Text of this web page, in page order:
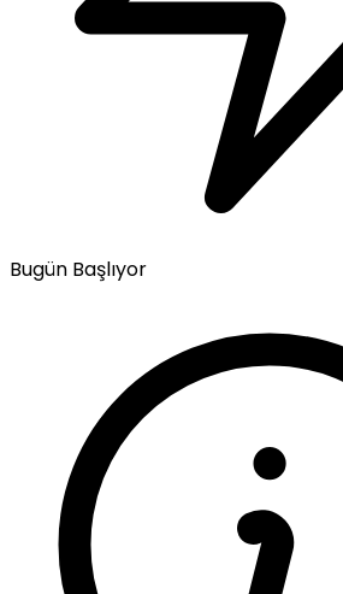
Bugün Başlıyor